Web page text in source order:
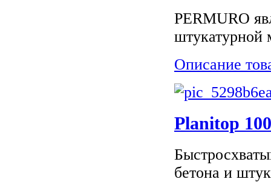
PERMURO
штукатурной
Описание
Planitop
бетона и